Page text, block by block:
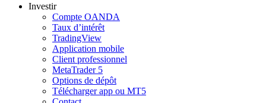
Investir
Compte OANDA
Taux d’intérêt
TradingView
Application mobile
Client professionnel
MetaTrader 5
Options de dépôt
Télécharger app ou MT5